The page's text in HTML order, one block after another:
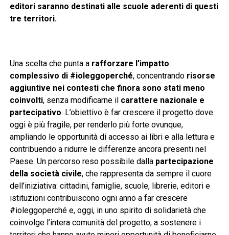
editori saranno destinati alle scuole aderenti di questi
tre territori.
Una scelta che punta a rafforzare l’impatto
complessivo di #ioleggoperché, concentrando risorse
aggiuntive nei contesti che finora sono stati meno
coinvolti, senza modificarne il carattere nazionale e
partecipativo. L’obiettivo è far crescere il progetto dove
oggi è più fragile, per renderlo più forte ovunque,
ampliando le opportunità di accesso ai libri e alla lettura e
contribuendo a ridurre le differenze ancora presenti nel
Paese. Un percorso reso possibile dalla partecipazione
della società civile, che rappresenta da sempre il cuore
dell’iniziativa: cittadini, famiglie, scuole, librerie, editori e
istituzioni contribuiscono ogni anno a far crescere
#ioleggoperché e, oggi, in uno spirito di solidarietà che
coinvolge l’intera comunità del progetto, a sostenere i